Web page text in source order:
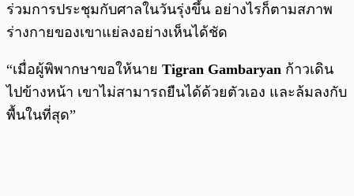
ร่วมการประชุมกับศาลในวันรุ่งขึ้น อย่างไรก็ตามสภาพ
ร่างกายของเขาแย่ลงอย่างเห็นได้ชัด
“เมื่อผู้พิพากษาขอให้นาย Tigran Gambaryan ก้าวเดิน
ไปข้างหน้า เขาไม่สามารถยืนได้ด้วยตัวเอง และล้มลงกับ
พื้นในที่สุด”